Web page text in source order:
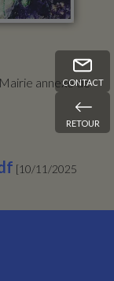
CONTACT
RETOUR
annexe de
[10/11/2025